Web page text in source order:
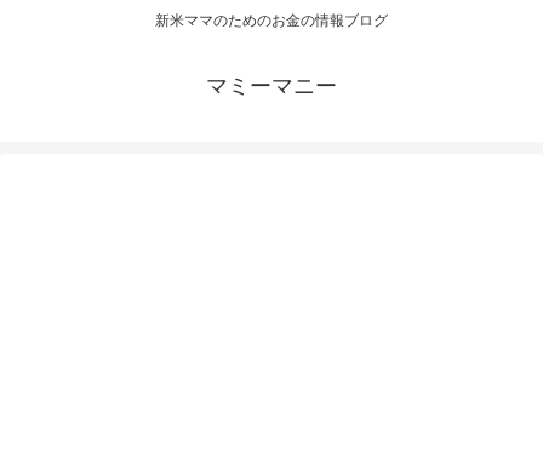
新米ママのためのお金の情報ブログ
マミーマニー